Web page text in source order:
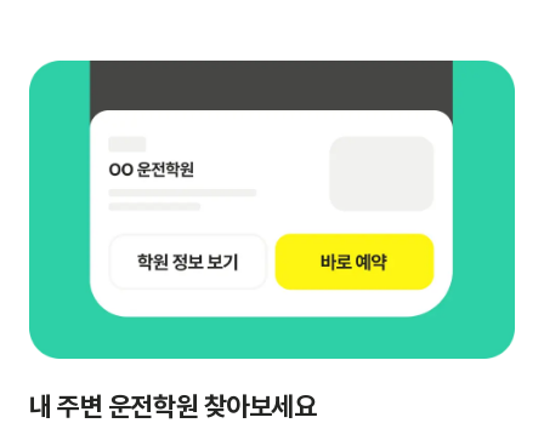
내 주변 운전학원 찾아보세요